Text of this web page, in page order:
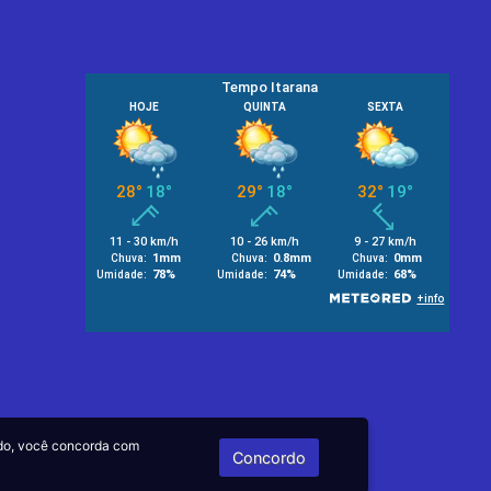
você concorda com
Concordo